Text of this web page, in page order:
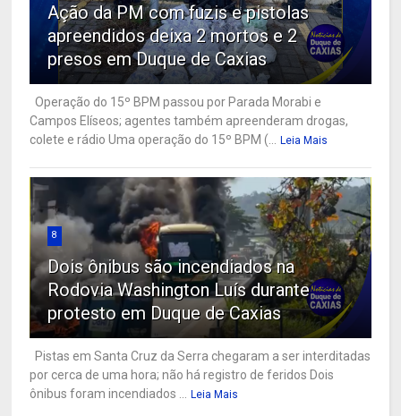
Ação da PM com fuzis e pistolas
apreendidos deixa 2 mortos e 2
presos em Duque de Caxias
Operação do 15º BPM passou por Parada Morabi e
Campos Elíseos; agentes também apreenderam drogas,
colete e rádio Uma operação do 15º BPM (...
Leia Mais
8
Dois ônibus são incendiados na
Rodovia Washington Luís durante
protesto em Duque de Caxias
Pistas em Santa Cruz da Serra chegaram a ser interditadas
por cerca de uma hora; não há registro de feridos Dois
ônibus foram incendiados ...
Leia Mais